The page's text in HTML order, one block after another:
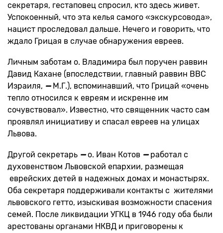
секретаря, гестаповец спросил, кто здесь живет.
Успокоенный, что эта келья самого «экскурсовода»,
нацист проследовал дальше. Нечего и говорить, что
ждало Грицая в случае обнаружения евреев.
Личным заботам о. Владимира был поручен раввин
Давид Кахане (впоследствии, главный раввин ВВС
Израиля, —М.Г.), вспоминавший, что Грицай «очень
тепло относился к евреям и искренне им
сочувствовал». Известно, что священник часто сам
проявлял инициативу и спасал евреев на улицах
Львова.
Другой секретарь —о. Иван Котов —работал с
духовенством Львовской епархии, размещая
еврейских детей в надежных домах и монастырях.
Оба секретаря поддерживали контакты с жителями
львовского гетто, изыскивая возможности спасения
семей. После ликвидации УГКЦ в 1946 году оба были
арестованы органами НКВД и приговорены к